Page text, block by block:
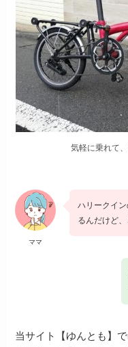
気軽に乗れて
ママ
ハリークイ
るんだけど
当サイト【ゆんとも】